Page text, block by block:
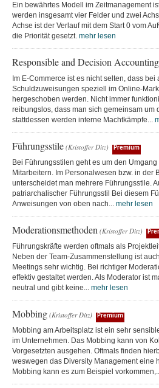
Ein bewährtes Modell im Zeitmanagement
werden insgesamt vier Felder und zwei
Achse ist der Verlauf mit dem Start 0 vom
die Priorität gesetzt. mehr lesen
Responsible and Decision Accounting
Im E-Commerce ist es nicht selten, dass
Schuldzuweisungen speziell im Online-
hergeschoben werden. Nicht immer
reibungslos, dass man sich gemeinsam um
stattdessen werden interne Machtkämpfe...
Führungsstile (Kristoffer Ditz) Premium
Bei Führungsstilen geht es um den
Mitarbeitern. Im Personalwesen bzw. in der
unterscheidet man mehrere Führungsstile.
patriarchalischer Führungsstil Bei diesem
Anweisungen von oben nach... mehr lesen
Moderationsmethoden (Kristoffer Ditz)
Führungskräfte werden oftmals als
Neben der Team-Zusammenstellung ist
Meetings sehr wichtig. Bei richtiger
effektiv gestaltet werden. Als Moderator ist
neutral und gibt keine... mehr lesen
Mobbing (Kristoffer Ditz) Premium
Mobbing am Arbeitsplatz ist ein sehr
im Unternehmen. Das Mobbing kann von
Vorgesetzten ausgehen. Oftmals finden
weswegen das Diversity Management eine
Mobbing kann es zum Beispiel